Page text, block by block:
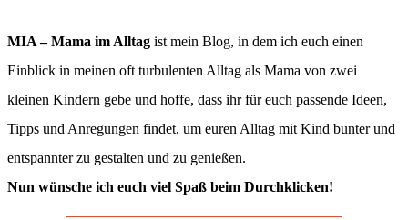
MIA – Mama im Alltag ist mein Blog, in dem ich euch einen
Einblick in meinen oft turbulenten Alltag als Mama von zwei
kleinen Kindern gebe und hoffe, dass ihr für euch passende Ideen,
Tipps und Anregungen findet, um euren Alltag mit Kind bunter und
entspannter zu gestalten und zu genießen.
Nun wünsche ich euch viel Spaß beim Durchklicken!